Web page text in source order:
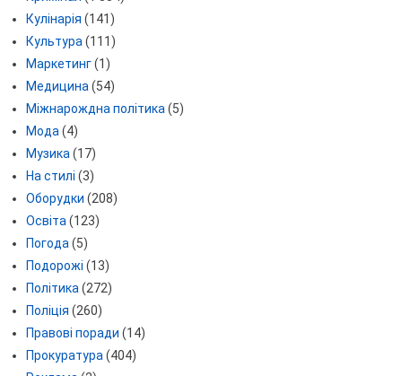
Кулінарія (141)
Культура(111)
Маркетинг(1)
Медицина(54)
Міжнарождна політика(5)
Мода(4)
Музика(17)
На стилі (3)
Оборудки (208)
Освіта(123)
Погода(5)
Подорожі (13)
Політика(272)
Поліція (260)
Правові поради (14)
Прокуратура(404)